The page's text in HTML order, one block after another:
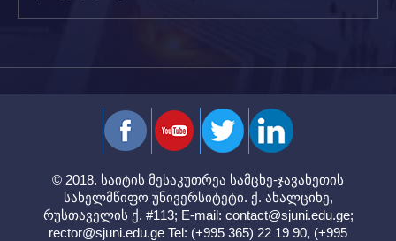
© 2018. საიტის მესაკუთრეა სამცხე-ჯავახეთის
სახელმწიფო უნივერსიტეტი. ქ. ახალციხე,
რუსთაველის ქ. #113; E-mail: contact@sjuni.edu.ge;
rector@sjuni.edu.ge Tel: (+995 365) 22 19 90, (+995